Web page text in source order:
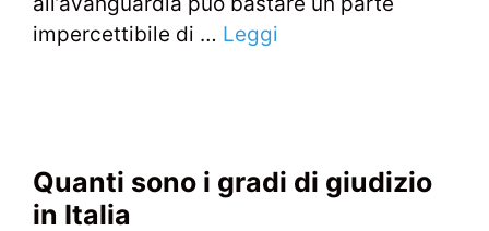
impercettibile di … Leggi
Quanti sono i gradi di giudizio
in Italia